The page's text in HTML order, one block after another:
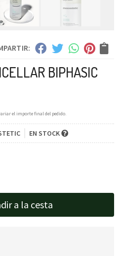
BIPHASIC
el importe final del pedido.
EN STOCK
a la cesta